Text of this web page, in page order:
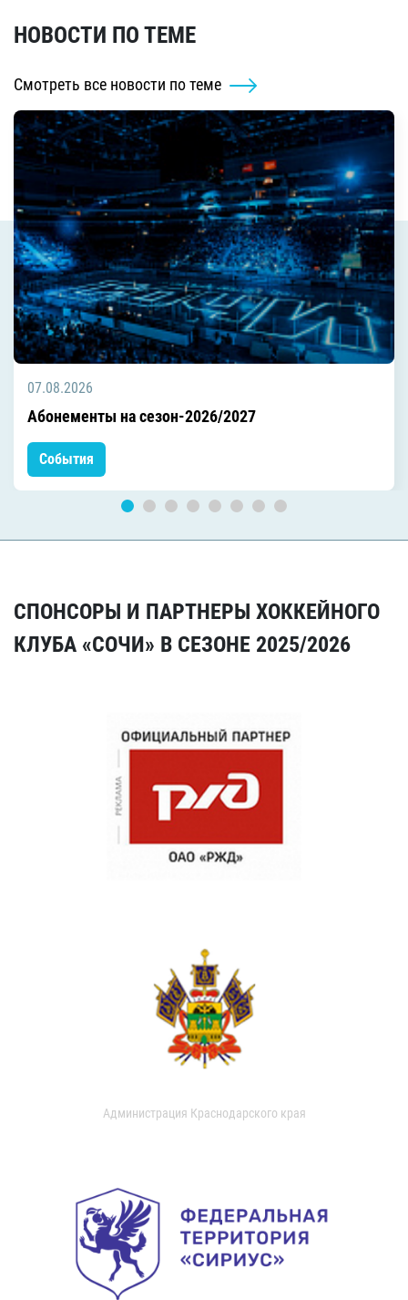
НОВОСТИ ПО ТЕМЕ
Смотреть все новости по теме
07.08.2026
Абонементы на сезон-2026/2027
События
СПОНСОРЫ И ПАРТНЕРЫ ХОККЕЙНОГО
КЛУБА «СОЧИ» В СЕЗОНЕ 2025/2026
Администрация Краснодарского края